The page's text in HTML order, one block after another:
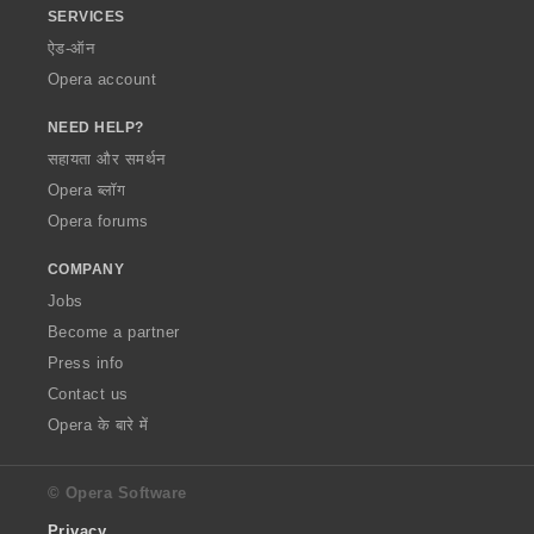
SERVICES
ऐड-ऑन
Opera account
NEED HELP?
सहायता और समर्थन
Opera ब्लॉग
Opera forums
COMPANY
Jobs
Become a partner
Press info
Contact us
Opera के बारे में
© Opera Software